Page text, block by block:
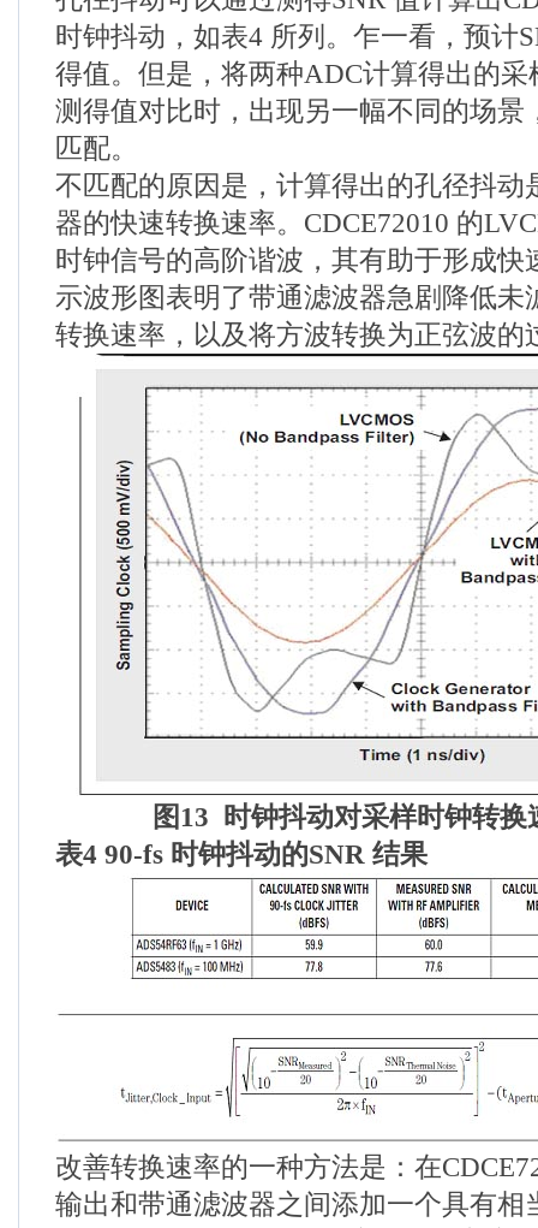
时钟抖动，如表4 所列。乍一看，预计
得值。但是，将两种ADC计算得出的采
测得值对比时，出现另一幅不同的场景
匹配。
不匹配的原因是，计算得出的孔径抖动
器的快速转换速率。CDCE72010 的
时钟信号的高阶谐波，其有助于形成快
示波形图表明了带通滤波器急剧降低未
转换速率，以及将方波转换为正弦波的
图 13 时钟抖动对采样时钟转换
表4 90-fs 时钟抖动的SNR 结果
改善转换速率的一种方法是：在
输出和带通滤波器之间添加一个具有相